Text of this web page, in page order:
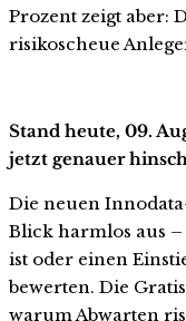
Prozent zeigt aber:
risikoscheue
Stand heute, 09.
jetzt genauer
Die neuen
Blick harmlos aus
ist oder einen
bewerten. Die
warum Abwarten